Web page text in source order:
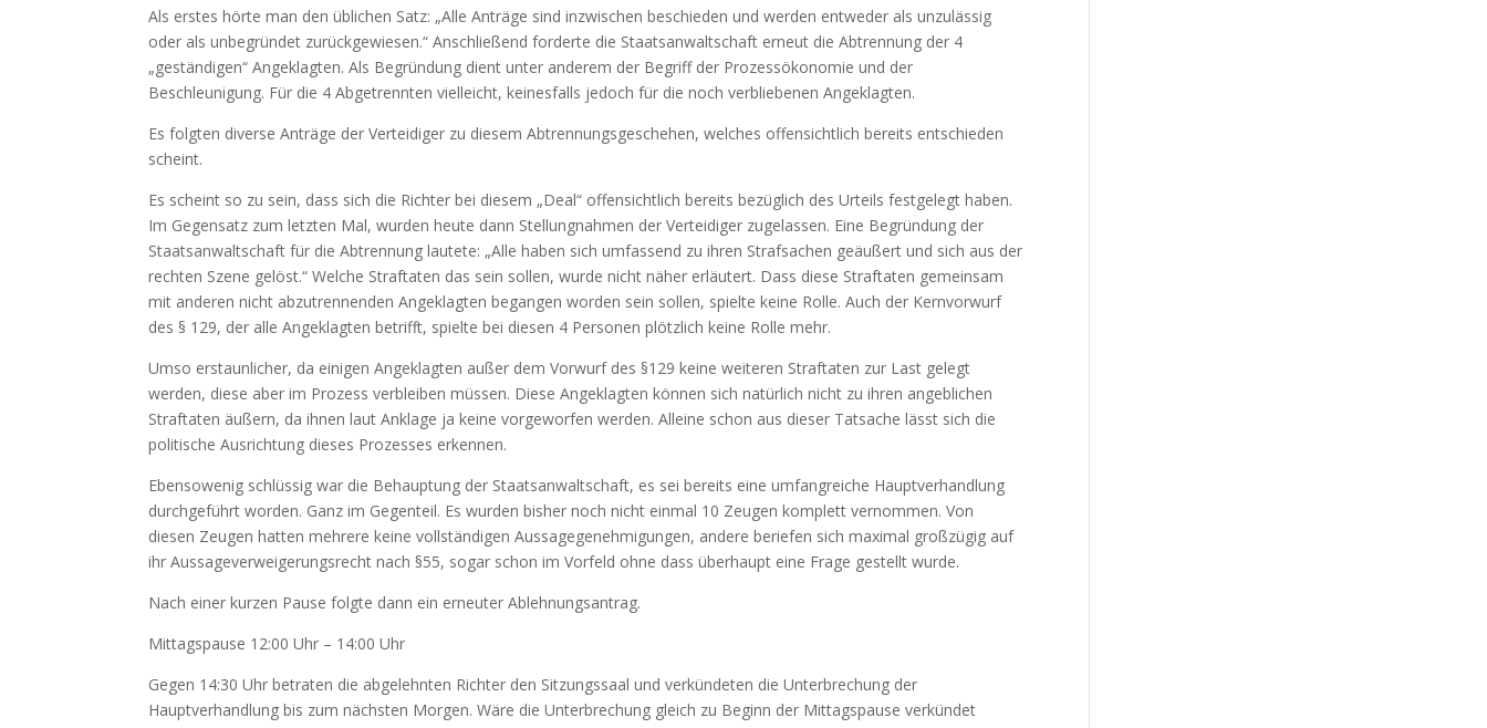
Als erstes hörte man den üblichen Satz: „Alle Anträge sind inzwischen beschieden und werden entweder als unzulässig
oder als unbegründet zurückgewiesen.“ Anschließend forderte die Staatsanwaltschaft erneut die Abtrennung der 4
„geständigen“ Angeklagten. Als Begründung dient unter anderem der Begriff der Prozessökonomie und der
Beschleunigung. Für die 4 Abgetrennten vielleicht, keinesfalls jedoch für die noch verbliebenen Angeklagten.
Es folgten diverse Anträge der Verteidiger zu diesem Abtrennungsgeschehen, welches offensichtlich bereits entschieden
scheint.
Es scheint so zu sein, dass sich die Richter bei diesem „Deal“ offensichtlich bereits bezüglich des Urteils festgelegt haben.
Im Gegensatz zum letzten Mal, wurden heute dann Stellungnahmen der Verteidiger zugelassen. Eine Begründung der
Staatsanwaltschaft für die Abtrennung lautete: „Alle haben sich umfassend zu ihren Strafsachen geäußert und sich aus der
rechten Szene gelöst.“ Welche Straftaten das sein sollen, wurde nicht näher erläutert. Dass diese Straftaten gemeinsam
mit anderen nicht abzutrennenden Angeklagten begangen worden sein sollen, spielte keine Rolle. Auch der Kernvorwurf
des § 129, der alle Angeklagten betrifft, spielte bei diesen 4 Personen plötzlich keine Rolle mehr.
Umso erstaunlicher, da einigen Angeklagten außer dem Vorwurf des §129 keine weiteren Straftaten zur Last gelegt
werden, diese aber im Prozess verbleiben müssen. Diese Angeklagten können sich natürlich nicht zu ihren angeblichen
Straftaten äußern, da ihnen laut Anklage ja keine vorgeworfen werden. Alleine schon aus dieser Tatsache lässt sich die
politische Ausrichtung dieses Prozesses erkennen.
Ebensowenig schlüssig war die Behauptung der Staatsanwaltschaft, es sei bereits eine umfangreiche Hauptverhandlung
durchgeführt worden. Ganz im Gegenteil. Es wurden bisher noch nicht einmal 10 Zeugen komplett vernommen. Von
diesen Zeugen hatten mehrere keine vollständigen Aussagegenehmigungen, andere beriefen sich maximal großzügig auf
ihr Aussageverweigerungsrecht nach §55, sogar schon im Vorfeld ohne dass überhaupt eine Frage gestellt wurde.
Nach einer kurzen Pause folgte dann ein erneuter Ablehnungsantrag.
Mittagspause 12:00 Uhr – 14:00 Uhr
Gegen 14:30 Uhr betraten die abgelehnten Richter den Sitzungssaal und verkündeten die Unterbrechung der
Hauptverhandlung bis zum nächsten Morgen. Wäre die Unterbrechung gleich zu Beginn der Mittagspause verkündet